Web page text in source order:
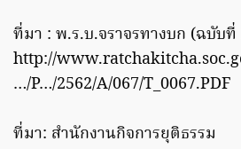
ที่มา : พ.ร.บ.จราจรทางบก (ฉบับ
http://
…/P…/2562/A/067/T_0067.PDF
ที่มา: สำนักงานกิจการยุติธรรม